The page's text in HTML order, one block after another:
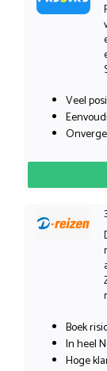
Veel
Boek
In heel
Hoge